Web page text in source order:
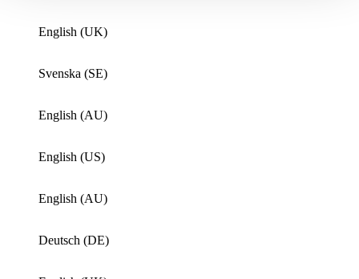
English (UK)
Svenska (SE)
English (AU)
English (US)
English (AU)
Deutsch (DE)